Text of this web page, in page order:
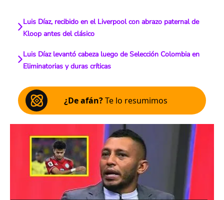
Luis Díaz, recibido en el Liverpool con abrazo paternal de
Kloop antes del clásico
Luis Díaz levantó cabeza luego de Selección Colombia en
Eliminatorias y duras críticas
¿De afán?Te lo resumimos